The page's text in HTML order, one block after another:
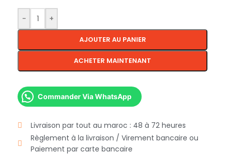
- +
AJOUTER AU PANIER
ACHETER MAINTENANT
Commander Via WhatsApp
Livraison par tout au maroc : 48 à 72 heures
Règlement à la livraison / Virement bancaire ou
Paiement par carte bancaire